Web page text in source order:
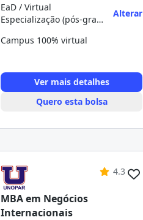
EaD / Virtual
Especialização (pós-graduação)
Alterar
Campus 100% virtual
Ver mais detalhes
Quero esta bolsa
4.3
MBA em Negócios
Internacionais